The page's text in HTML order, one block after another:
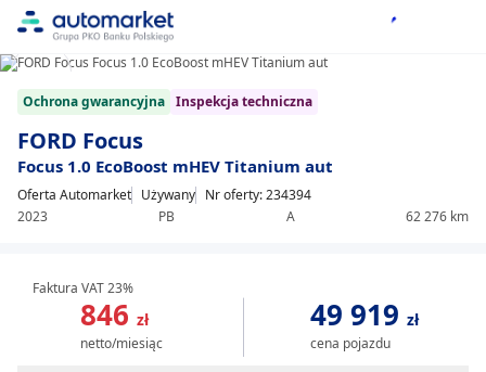
1/20
Ochrona gwarancyjna Inspekcja techniczna
FORD Focus
Focus 1.0 EcoBoost mHEV Titanium aut
Oferta Automarket Używany
2023
PB A 62 276 km
Nr oferty: 234394
846 zł
netto/miesiąc
49 919zł
cena pojazdu
Faktura VAT 23%